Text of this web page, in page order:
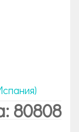
80808